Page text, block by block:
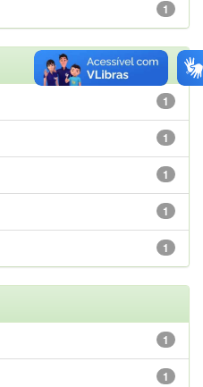
1
1
1
1
1
1
1
1